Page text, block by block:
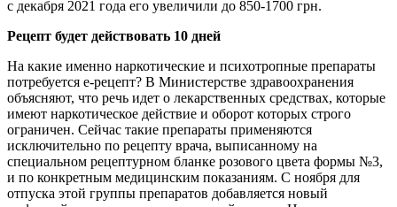
с декабря 2021 года его увеличили до 850-1700 грн.
Рецепт будет действовать 10 дней
На какие именно наркотические и психотропные препараты
потребуется е-рецепт? В Министерстве здравоохранения
объясняют, что речь идет о лекарственных средствах, которые
имеют наркотическое действие и оборот которых строго
ограничен. Сейчас такие препараты применяются
исключительно по рецепту врача, выписанному на
специальном рецептурном бланке розового цвета формы №3,
и по конкретным медицинским показаниям. С ноября для
отпуска этой группы препаратов добавляется новый